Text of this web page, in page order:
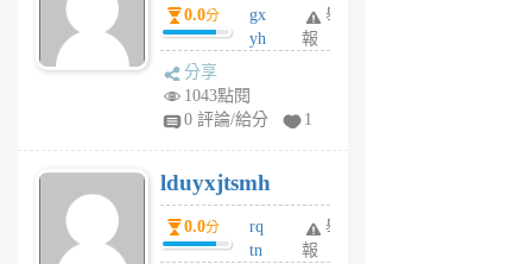
個
月
0.0分
gx
yh
jl
月
前
舉
報
分享
1043點閱
0 評論/給分
1
lduyxjtsmh
0.0分
rq
tn
舉
報